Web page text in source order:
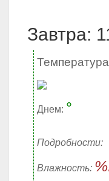
Завтра:
Днем: °
Подробности:
Влажность: